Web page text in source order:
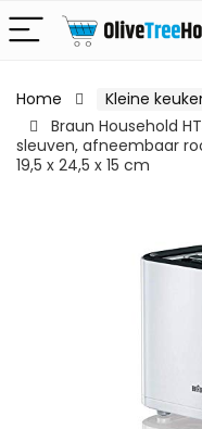
Home Kleine
Braun Household
sleuven, afneembaar
19,5 x 24,5 x 15 cm